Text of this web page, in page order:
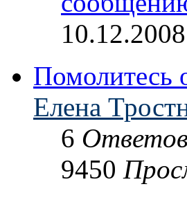
Помолитесь
Елена
6
9450